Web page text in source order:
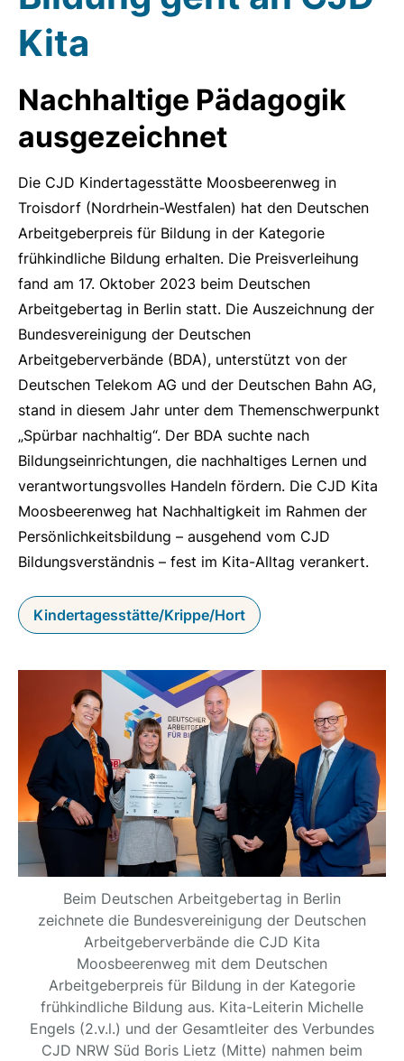
Kita
Nachhaltige Pädagogik
ausgezeichnet
Die CJD Kindertagesstätte Moosbeerenweg in
Troisdorf (Nordrhein-Westfalen) hat den Deutschen
Arbeitgeberpreis für Bildung in der Kategorie
frühkindliche Bildung erhalten. Die Preisverleihung
fand am 17. Oktober 2023 beim Deutschen
Arbeitgebertag in Berlin statt. Die Auszeichnung der
Bundesvereinigung der Deutschen
Arbeitgeberverbände (BDA), unterstützt von der
Deutschen Telekom AG und der Deutschen Bahn AG,
stand in diesem Jahr unter dem Themenschwerpunkt
„Spürbar nachhaltig“. Der BDA suchte nach
Bildungseinrichtungen, die nachhaltiges Lernen und
verantwortungsvolles Handeln fördern. Die CJD Kita
Moosbeerenweg hat Nachhaltigkeit im Rahmen der
Persönlichkeitsbildung – ausgehend vom CJD
Bildungsverständnis – fest im Kita-Alltag verankert.
Kindertagesstätte/Krippe/Hort
Beim Deutschen Arbeitgebertag in Berlin
zeichnete die Bundesvereinigung der Deutschen
Arbeitgeberverbände die CJD Kita
Moosbeerenweg mit dem Deutschen
Arbeitgeberpreis für Bildung in der Kategorie
frühkindliche Bildung aus. Kita-Leiterin Michelle
Engels (2.v.l.) und der Gesamtleiter des Verbundes
CJD NRW Süd Boris Lietz (Mitte) nahmen beim